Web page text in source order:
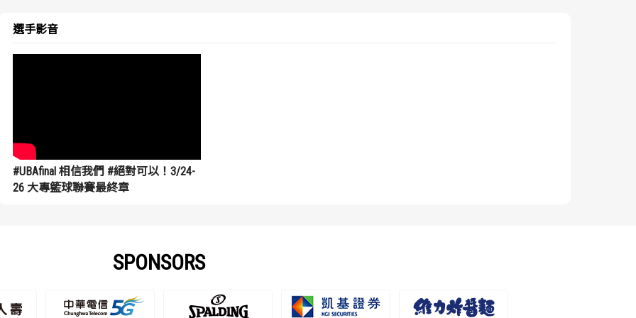
選手影音
#UBAfinal 相信我們 #絕對可以！3/24-
26 大專籃球聯賽最終章
SPONSORS